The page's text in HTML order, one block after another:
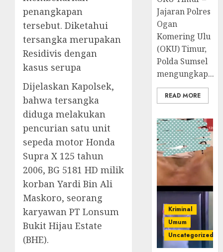
penangkapan
tersebut. Diketahui
tersangka merupakan
Residivis dengan
kasus serupa
Dijelaskan Kapolsek,
bahwa tersangka
diduga melakukan
pencurian satu unit
sepeda motor Honda
Supra X 125 tahun
2006, BG 5181 HD milik
korban Yardi Bin Ali
Maskoro, seorang
karyawan PT Lonsum
Bukit Hijau Estate
(BHE).
Jajaran Polres
Ogan
Komering Ulu
(OKU) Timur,
Polda Sumsel
mengungkap...
READ MORE
Kriminal
Umum
Uncategorized